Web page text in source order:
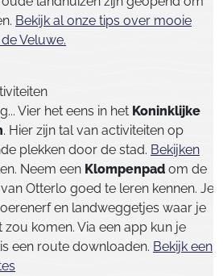
Bekijk al onze tips over mooie
Veluwe.
Vier het eens in het Koninklijke
. Hier zijn tal van activiteiten op
plekken door de stad. Bekijken
Neem een Klompenpad om de
Otterlo goed te leren kennen. Je
en landweggetjes waar je
zou komen. Via een app kun je
een route downloaden. Bekijk een